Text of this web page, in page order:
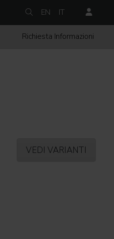
EN IT
Richiesta Informazioni
VEDI VARIANTI